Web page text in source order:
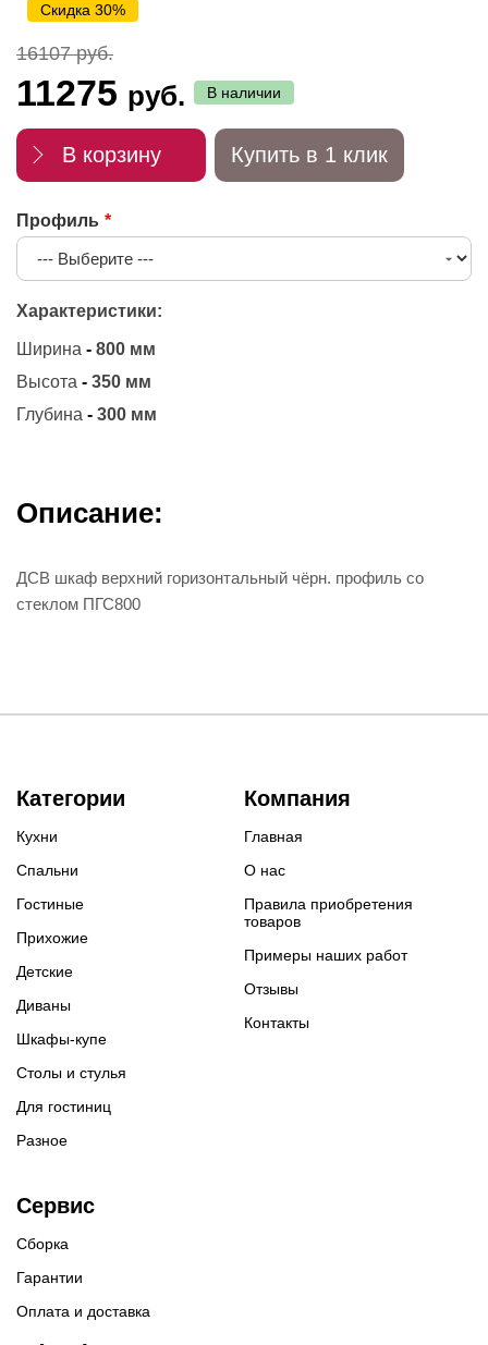
Скидка 30%
16107 руб.
11275 руб. В наличии
В корзину Купить в 1 клик
Профиль
Характеристики:
Ширина - 800 мм
Высота - 350 мм
Глубина - 300 мм
Описание:
ДСВ шкаф верхний горизонтальный чёрн. профиль со
стеклом ПГС800
Категории
Кухни
Спальни
Гостиные
Прихожие
Детские
Диваны
Шкафы-купе
Столы и стулья
Для гостиниц
Разное
Компания
Главная
О нас
Правила приобретения
товаров
Примеры наших работ
Отзывы
Контакты
Сервис
Сборка
Гарантии
Оплата и доставка